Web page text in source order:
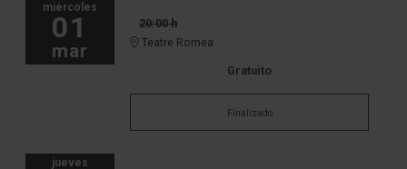
miércoles
01
mar
20:00 h
Teatre Romea
Gratuito
Finalizado
jueves